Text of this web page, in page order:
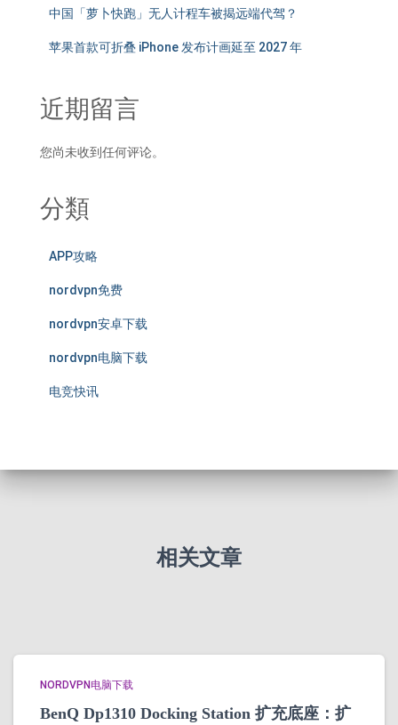
中国「萝卜快跑」无人计程车被揭远端代驾？
苹果首款可折叠 iPhone 发布计画延至 2027 年
近期留言
您尚未收到任何评论。
分類
APP攻略
nordvpn免费
nordvpn安卓下载
nordvpn电脑下载
电竞快讯
相关文章
NORDVPN电脑下载
BenQ Dp1310 Docking Station 扩充底座：扩